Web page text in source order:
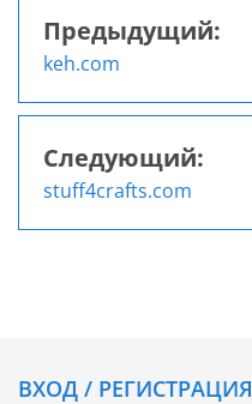
Навигация
по
записям
Предыдущий:
keh.com
Следующий:
stuff4crafts.com
ВХОД / РЕГИСТРАЦИЯ